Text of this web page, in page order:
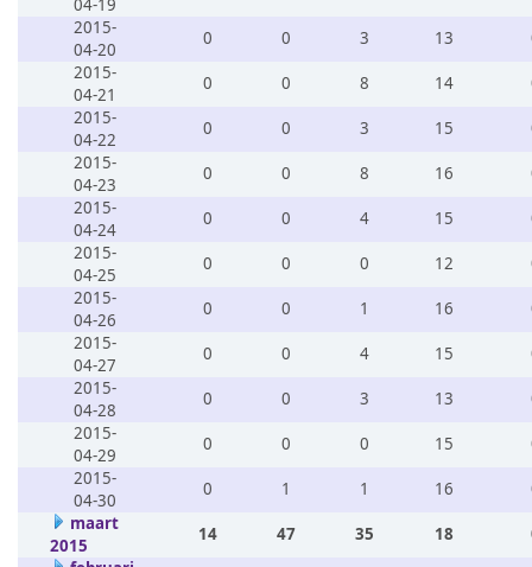
04-19
2015-
04-20
0 0 3 13
2015-
04-21
0 0 8 14
2015-
04-22
0 0 3 15
2015-
04-23
0 0 8 16
2015-
04-24
0 0 4 15
2015-
04-25
0 0 0 12
2015-
04-26
0 0 1 16
2015-
04-27
0 0 4 15
2015-
04-28
0 0 3 13
2015-
04-29
0 0 0 15
2015-
04-30
0 1 1 16
maart
2015
14 47 35 18